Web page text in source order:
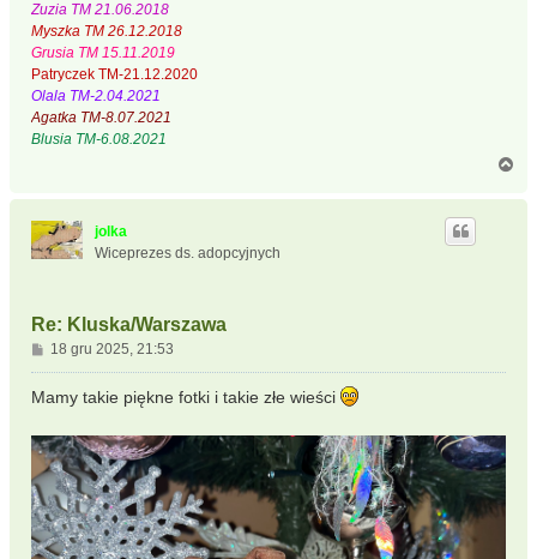
Zuzia TM 21.06.2018
Myszka TM 26.12.2018
Grusia TM 15.11.2019
Patryczek TM-21.12.2020
Olala TM-2.04.2021
Agatka TM-8.07.2021
Blusia TM-6.08.2021
g
jolka
Wiceprezes ds. adopcyjnych
Re: Kluska/Warszawa
P
o
s
18 gru 2025, 21:53
Mamy takie piękne fotki i takie złe wieści